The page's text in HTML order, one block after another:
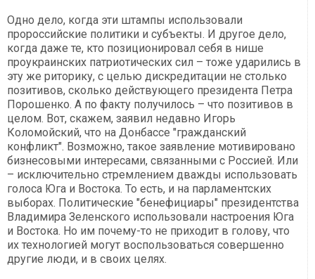
Одно дело, когда эти штампы использовали
пророссийские политики и субъекты. И другое дело,
когда даже те, кто позиционировал себя в нише
проукраинских патриотических сил – тоже ударились в
эту же риторику, с целью дискредитации не столько
позитивов, сколько действующего президента Петра
Порошенко. А по факту получилось – что позитивов в
целом. Вот, скажем, заявил недавно Игорь
Коломойский, что на Донбассе "гражданский
конфликт". Возможно, такое заявление мотивировано
бизнесовыми интересами, связанными с Россией. Или
– исключительно стремлением дважды использовать
голоса Юга и Востока. То есть, и на парламентских
выборах. Политические "бенефициары" президентства
Владимира Зеленского использовали настроения Юга
и Востока. Но им почему-то не приходит в голову, что
их технологией могут воспользоваться совершенно
другие люди, и в своих целях.